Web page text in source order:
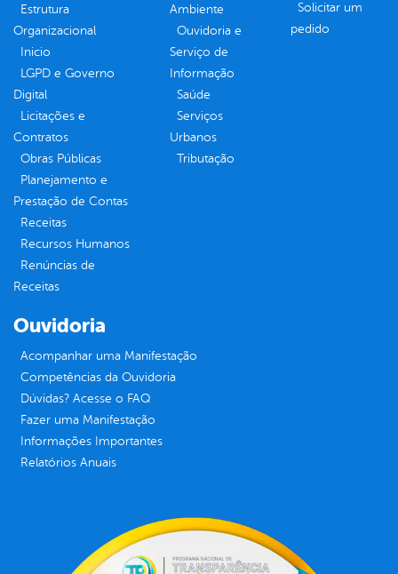
Estrutura
Organizacional
Inicio
LGPD e Governo
Digital
Licitações e
Contratos
Obras Públicas
Planejamento e
Prestação de Contas
Receitas
Recursos Humanos
Renúncias de
Receitas
Ambiente
Ouvidoria e
Serviço de
Informação
Saúde
Serviços
Urbanos
Tributação
Solicitar um
pedido
Ouvidoria
Acompanhar uma Manifestação
Competências da Ouvidoria
Dúvidas? Acesse o FAQ
Fazer uma Manifestação
Informações Importantes
Relatórios Anuais